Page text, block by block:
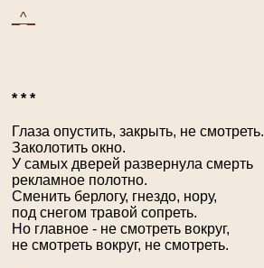
_^_
* * *
Глаза опустить, закрыть, не смотреть.
Заколотить окно.
У самых дверей развернула смерть
рекламное полотно.
Сменить берлогу, гнездо, нору,
под снегом травой сопреть.
Но главное - не смотреть вокруг,
не смотреть вокруг, не смотреть.